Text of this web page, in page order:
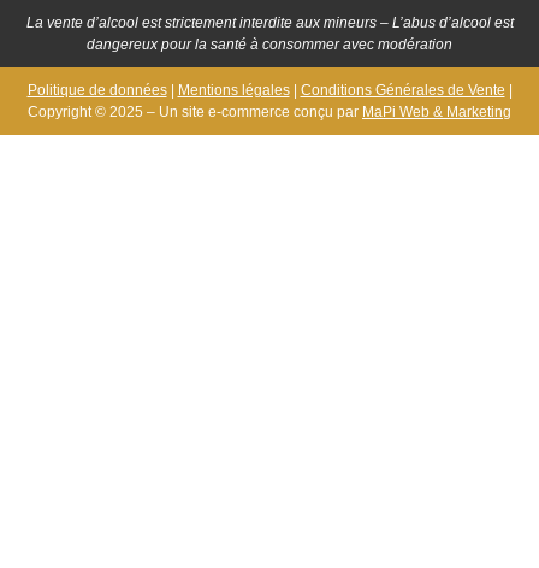
La vente d’alcool est strictement interdite aux mineurs – L’abus d’alcool est
dangereux pour la santé à consommer avec modération
Politique de données| Mentions légales| Conditions Générales de Vente |
Copyright © 2025 – Un site e-commerce conçu par MaPi Web & Marketing